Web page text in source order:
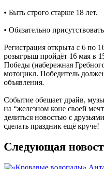
• Быть строго старше 18 лет.
• Обязательно
Регистрация открыта с 6 по
розыгрыш пройдёт 16 мая в
Победы (набережная
мотоцикл. Победитель
объявления.
Событие обещает драйв,
на “железном коне своей
делиться новостью с
сделать праздник ещё круче!
Следующая